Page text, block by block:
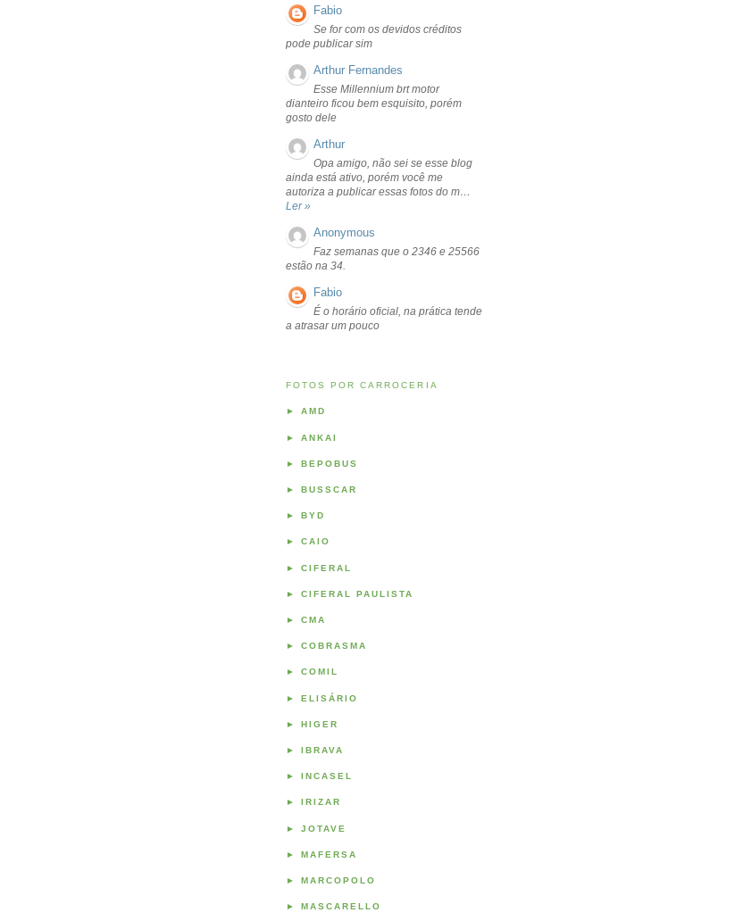
Fabio
Se for com os devidos créditos
pode publicar sim
Arthur Fernandes
Esse Millennium brt motor
dianteiro ficou bem esquisito, porém
gosto dele
Arthur
Opa amigo, não sei se esse blog
ainda está ativo, porém você me
autoriza a publicar essas fotos do m…
Ler »
Anonymous
Faz semanas que o 2346 e 25566
estão na 34.
Fabio
É o horário oficial, na prática tende
a atrasar um pouco
FOTOS POR CARROCERIA
► AMD
► ANKAI
► BEPOBUS
► BUSSCAR
► BYD
► CAIO
► CIFERAL
► CIFERAL PAULISTA
► CMA
► COBRASMA
► COMIL
► ELISÁRIO
► HIGER
► IBRAVA
► INCASEL
► IRIZAR
► JOTAVE
► MAFERSA
► MARCOPOLO
► MASCARELLO